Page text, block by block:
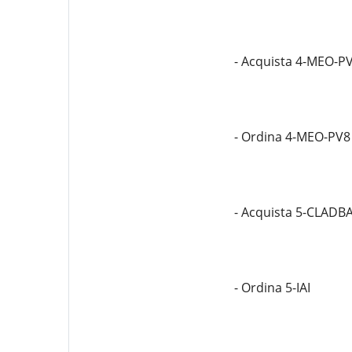
- Acquista 4-MEO-
- Ordina 4-MEO-PV8
- Acquista 5-
- Ordina 5-IAI